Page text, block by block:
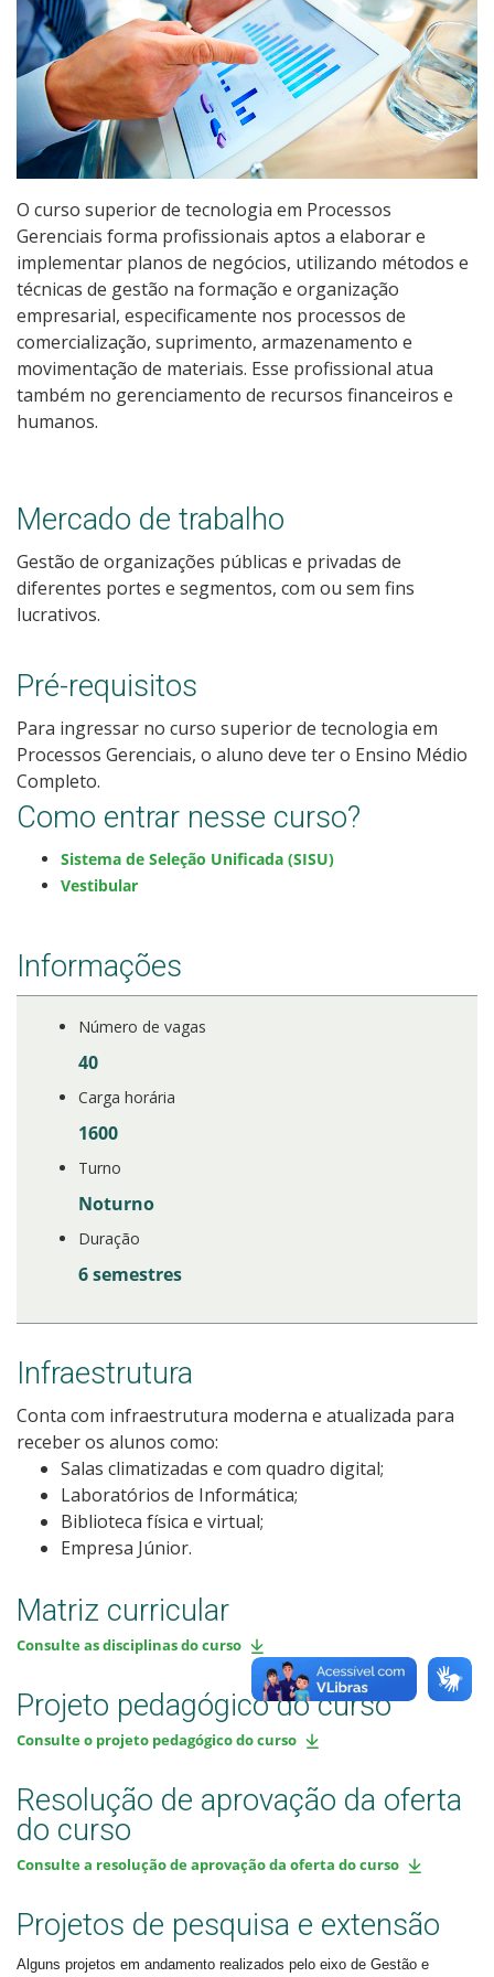
Especialização
Educação a Distância
Todos os Cursos
Processo de Inscrição
Resultados
Resultados Vagas Remanescentes
Calendário de inscrições
Processos Seletivos
Inscrições e acompanhamento
Orientações para Matrícula
Transferências e Retornos
Provas e Gabaritos
O curso superior de tecnologia em Processos
Gerenciais forma profissionais aptos a elaborar e
implementar planos de negócios, utilizando métodos e
técnicas de gestão na formação e organização
empresarial, especificamente nos processos de
comercialização, suprimento, armazenamento e
movimentação de materiais. Esse profissional atua
também no gerenciamento de recursos financeiros e
humanos.
Mercado de trabalho
Gestão de organizações públicas e privadas de
diferentes portes e segmentos, com ou sem fins
lucrativos.
Pré-requisitos
Para ingressar no curso superior de tecnologia em
Processos Gerenciais, o aluno deve ter o Ensino Médio
Completo.
Como entrar nesse curso?
Sistema de Seleção Unificada (SISU)
Vestibular
Informações
Número de vagas
40
Carga horária
1600
Turno
Noturno
Duração
6 semestres
Infraestrutura
Conta com infraestrutura moderna e atualizada para
receber os alunos como:
Salas climatizadas e com quadro digital;
Laboratórios de Informática;
Biblioteca física e virtual;
Empresa Júnior.
Matriz curricular
Consulte as disciplinas do curso
Projeto pedagógico do curso
Consulte o projeto pedagógico do curso
Resolução de aprovação da oferta
do curso
Consulte a resolução de aprovação da oferta do curso
Projetos de pesquisa e extensão
Alguns projetos em andamento realizados pelo eixo de Gestão e